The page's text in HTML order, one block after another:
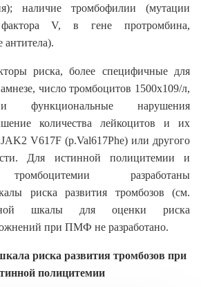
наличие тромбофилии (мутации
V, в гене протромбина,
риска, более специфичные для
число тромбоцитов 1500х109/л,
функциональные нарушения
количества лейкоцитов и их
V617F (p.Val617Phe) или другого
Для истинной полицитемии и
тромбоцитемии разработаны
риска развития тромбозов (см.
шкалы для оценки риска
при ПМФ не разработано.
риска развития тромбозов при
полицитемии